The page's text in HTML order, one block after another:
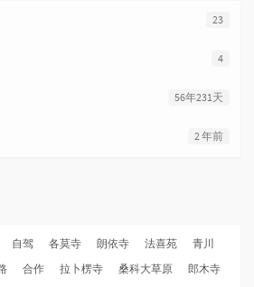
23
4
56年231天
2 年前
自驾 各莫寺 朗依寺 法喜苑
青川
合作 拉卜楞寺 桑科大草原
郎木寺